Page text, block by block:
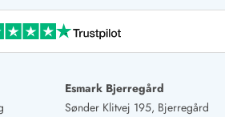
Esmark Bjerregård
Sønder Klitvej 195, Bjerregård